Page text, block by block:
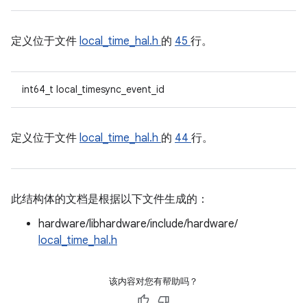
定义位于文件 local_time_hal.h 的 45 行。
int64_t local_timesync_event_id
定义位于文件 local_time_hal.h 的 44 行。
此结构体的文档是根据以下文件生成的：
hardware/libhardware/include/hardware/
local_time_hal.h
该内容对您有帮助吗？